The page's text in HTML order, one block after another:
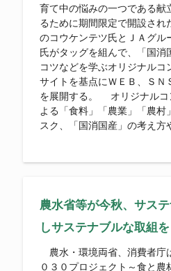
育て中の悩みの一つである献
るために期間限定で開設さ
のコウケンテツ氏とＪＡグル
氏がタッグを組んで、「国消
コツなどを学ぶオリジナルコ
サイトを基点にＷＥＢ、ＳＮ
を展開する。 オリジナルコ
よる「食料」「農業」「農村
スク、「国消国産」の考え方
農水省等が今秋、サス
しサステナブルな取組を
農水・環境両省、消費者庁
０３０プロジェクト～食と